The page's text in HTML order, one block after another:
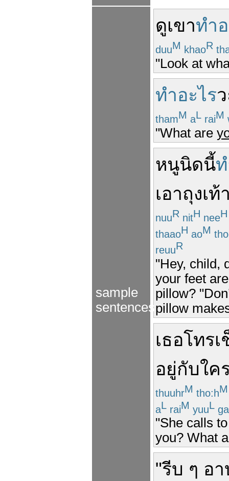
sample
sentences
ดูเขาทำ
duuM khaoR
"Look at
ทำอะไร
thamM aL raiM
"What are
หนูนิดนี้
เอาถุงเท้
nuuR nitH neeH
thaaoH aoM
reuuR
"Hey, child,
your feet
pillow?
pillow
เธอโทร
อยู่กับใค
thuuhrM tho:hM
aL raiM yuuL
"She calls
you? What
"รีบ ๆ อ